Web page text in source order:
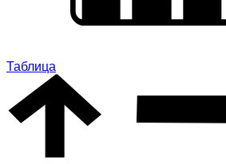
Таблица